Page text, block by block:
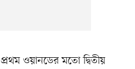
ওয়ানডের মতো দ্বিতীয়